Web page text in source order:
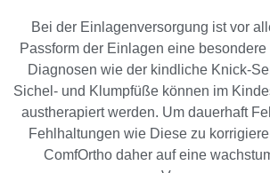
Bei der Einlagenversorgung ist vor
Passform der Einlagen eine
Diagnosen wie der kindliche Knick-
Sichel- und Klumpfüße können im
austherapiert werden. Um dauerhaft
Fehlhaltungen wie Diese zu
ComfOrtho daher auf eine